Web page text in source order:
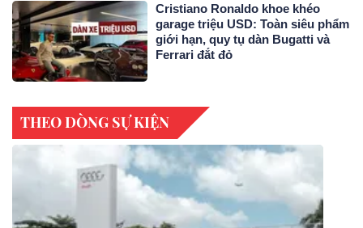
Cristiano Ronaldo khoe khéo
garage triệu USD: Toàn siêu phẩm
giới hạn, quy tụ dàn Bugatti và
Ferrari đắt đỏ
THEO DÒNG SỰ KIỆN